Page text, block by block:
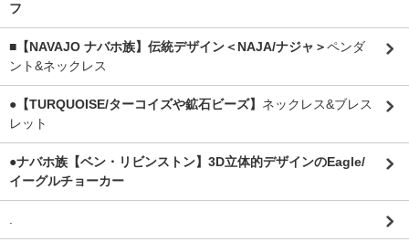
フ
■【NAVAJO ナバホ族】伝統デザイン＜NAJA/ナジャ＞ペンダ
ント&ネックレス
●【TURQUOISE/ターコイズや鉱石ビーズ】 ネックレス&ブレス
レット
●ナバホ族【ベン・リビンストン】3D立体的デザインのEagle/
イーグルチョーカー
.